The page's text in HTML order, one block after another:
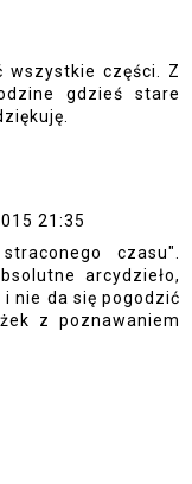
wszystkie części. Z
gdzieś stare
21:35
czasu".
arcydzieło,
nie da się pogodzić
z poznawaniem